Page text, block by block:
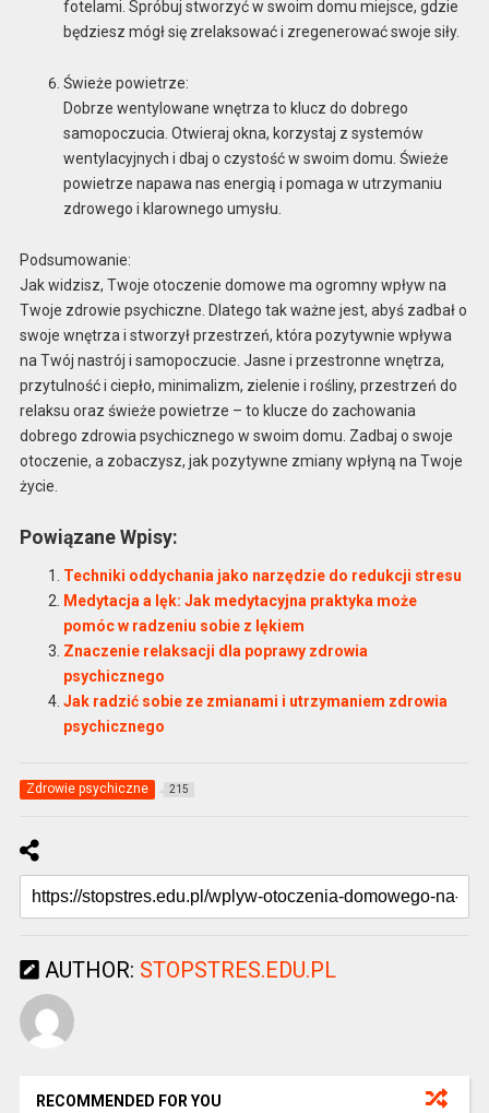
fotelami. Spróbuj stworzyć w swoim domu miejsce, gdzie
będziesz mógł się zrelaksować i zregenerować swoje siły.
Świeże powietrze:
Dobrze wentylowane wnętrza to klucz do dobrego
samopoczucia. Otwieraj okna, korzystaj z systemów
wentylacyjnych i dbaj o czystość w swoim domu. Świeże
powietrze napawa nas energią i pomaga w utrzymaniu
zdrowego i klarownego umysłu.
Podsumowanie:
Jak widzisz, Twoje otoczenie domowe ma ogromny wpływ na
Twoje zdrowie psychiczne. Dlatego tak ważne jest, abyś zadbał o
swoje wnętrza i stworzył przestrzeń, która pozytywnie wpływa
na Twój nastrój i samopoczucie. Jasne i przestronne wnętrza,
przytulność i ciepło, minimalizm, zielenie i rośliny, przestrzeń do
relaksu oraz świeże powietrze – to klucze do zachowania
dobrego zdrowia psychicznego w swoim domu. Zadbaj o swoje
otoczenie, a zobaczysz, jak pozytywne zmiany wpłyną na Twoje
życie.
Powiązane Wpisy:
Techniki oddychania jako narzędzie do redukcji stresu
Medytacja a lęk: Jak medytacyjna praktyka może
pomóc w radzeniu sobie z lękiem
Znaczenie relaksacji dla poprawy zdrowia
psychicznego
Jak radzić sobie ze zmianami i utrzymaniem zdrowia
psychicznego
Zdrowie psychiczne 215
AUTHOR: STOPSTRES.EDU.PL
RECOMMENDED FOR YOU